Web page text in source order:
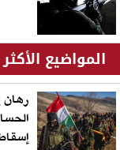
المواضيع
رهان